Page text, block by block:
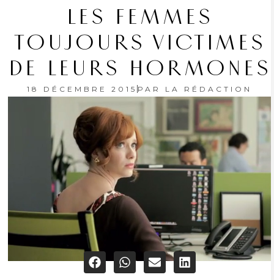
LES FEMMES
TOUJOURS VICTIMES
DE LEURS HORMONES
18 DÉCEMBRE 2015 PAR LA RÉDACTION